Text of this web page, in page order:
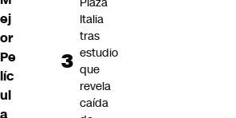
ej
or
Pe
líc
ul
a
Italia
tras
estudio
que
revela
caída